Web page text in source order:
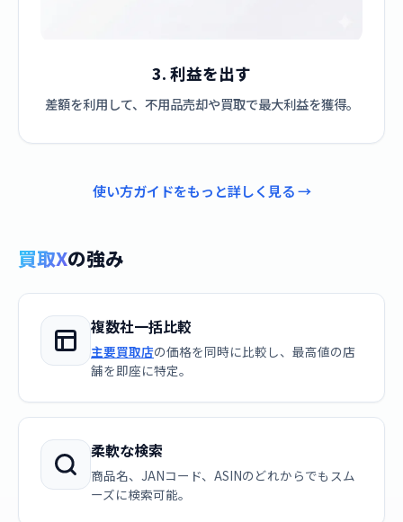
3. 利益を出す
差額を利用して、不用品売却や買取で最大利益を獲得。
使い方ガイドをもっと詳しく見る →
買取Xの強み
複数社一括比較
主要買取店の価格を同時に比較し、最高値の店
舗を即座に特定。
柔軟な検索
商品名、JANコード、ASINのどれからでもスム
ーズに検索可能。